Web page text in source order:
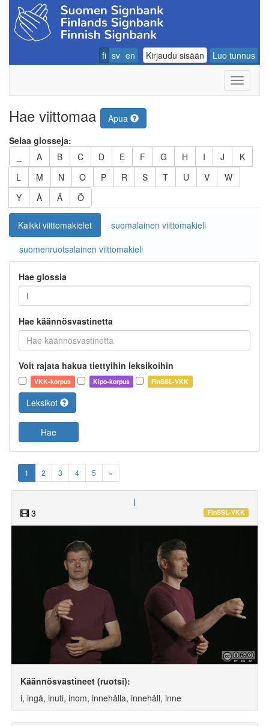
fi sv en Kirjaudu sisään Luo tunnus
Hae viittomaa
Apua
Selaa glosseja:
A B C D E F G H I J
K
L
M N O P R S T U V
W
Y
Å Ä Ö
Kaikki viittomakielet
suomalainen viittomakieli
suomenruotsalainen viittomakieli
Hae glossia
Hae käännösvastinetta
Voit rajata hakua tiettyihin leksikoihin
VKK-korpus Kipo-korpus FinSSL-VKK
Leksikot
Hae
1 2 3 4 5 »
I
3 FinSSL-VKK
Käännösvastineet (ruotsi):
i, ingå, inuti, inom, innehålla, innehåll, inne